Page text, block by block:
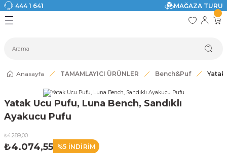
444 1 641
MAĞAZA TURU
Geri Dön
Geri Dön
Geri Dön
Geri Dön
Geri Dön
Geri Dön
Anasayfa TAMAMLAYICI ÜRÜNLER Bench&Puf Yatak
Yatak Ucu Pufu, Luna Bench, Sandıklı
Ayakucu Pufu
₺4.289,00
₺4.074,55 %5 İNDİRİM